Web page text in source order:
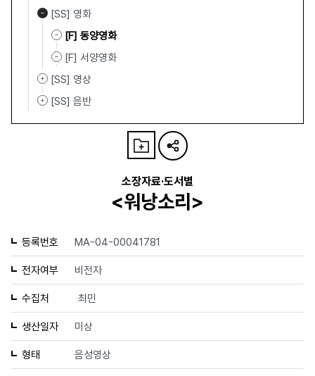
[SS] 영화
[F] 동양영화
[F] 서양영화
[SS] 영상
[SS] 음반
소장자료·도서별
<워낭소리>
등록번호 MA-04-00041781
전자여부 비전자
수집처 최민
생산일자 미상
형태 음성영상